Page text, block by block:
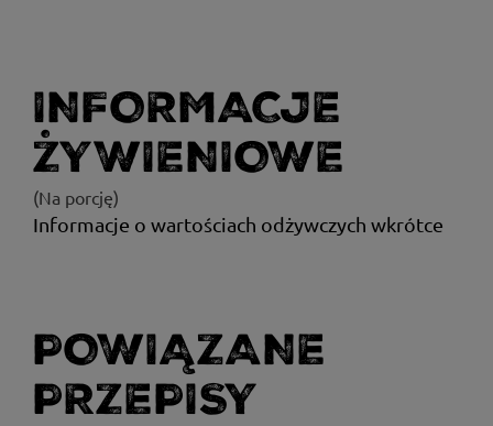
INFORMACJE
ŻYWIENIOWE
(Na porcję)
Informacje o wartościach odżywczych wkrótce
POWIĄZANE
PRZEPISY